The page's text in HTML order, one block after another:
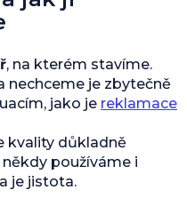
, na kterém stavíme.
nechceme je zbytečně
jako je reklamace
kvality důkladně
používáme i
je jistota.